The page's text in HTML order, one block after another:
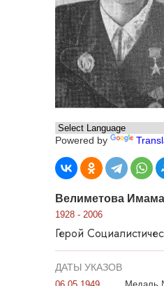
Powered by
Велиметова
1928 - 2006
Герой
ДАТЫ УКАЗОВ